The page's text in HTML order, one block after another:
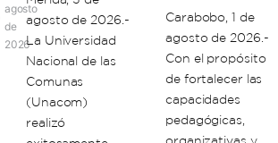
agosto
de
2026
agosto de 2026.-
La Universidad
Nacional de las
Comunas
(Unacom)
realizó
Carabobo, 1 de
agosto de 2026.-
Con el propósito
de fortalecer las
capacidades
pedagógicas,